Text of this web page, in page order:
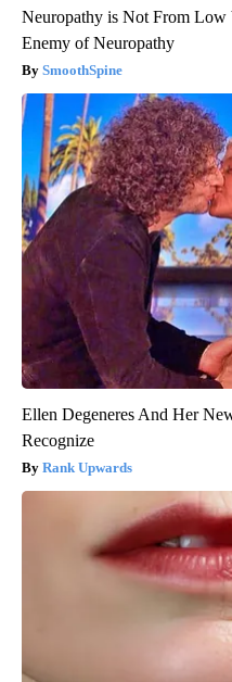
Neuropathy is Not From Low
Enemy of Neuropathy
SmoothSpine
Ellen Degeneres And Her
Recognize
Rank Upwards